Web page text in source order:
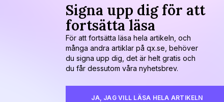
Signa upp dig för att
fortsätta läsa
För att fortsätta läsa hela artikeln, och
många andra artiklar på qx.se, behöver
du signa upp dig, det är helt gratis och
du får dessutom våra nyhetsbrev.
JA, JAG VILL LÄSA HELA ARTIKELN